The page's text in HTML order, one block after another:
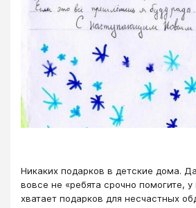
Никаких подарков в детские дома.
вовсе не «ребята срочно помогите,
хватает подарков для несчастных